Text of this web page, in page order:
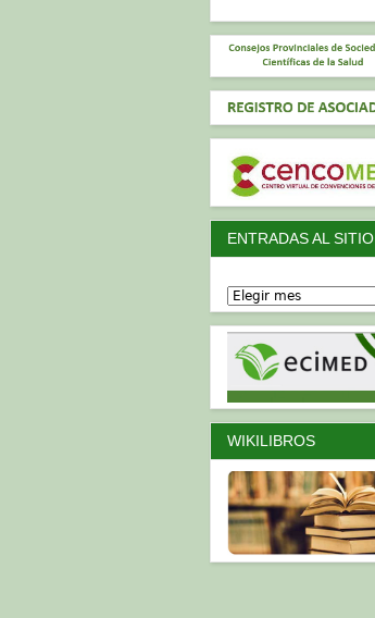
ENTRADAS AL SITIO
WIKILIBROS